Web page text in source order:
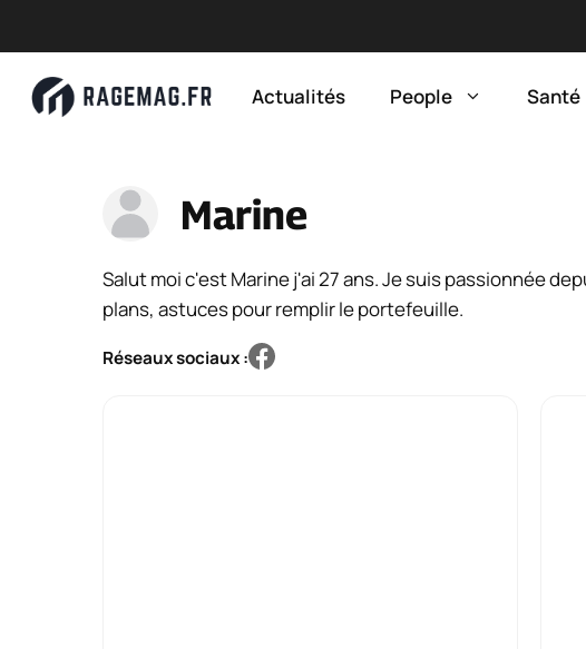
Actualités People Santé
Marine
Salut moi c'est Marine j'ai 27 ans. Je suis passionnée
plans, astuces pour remplir le portefeuille.
Réseaux sociaux :